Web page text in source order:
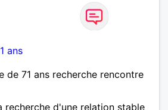
ans
de 71 ans recherche rencontre
recherche d'une relation stable